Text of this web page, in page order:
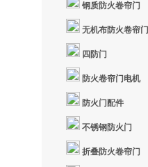
钢质防火卷帘门
无机布防火卷帘门
四防门
防火卷帘门电机
防火门配件
不锈钢防火门
折叠防火卷帘门